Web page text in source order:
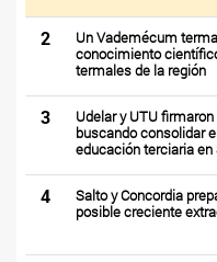
2
Un Vademécum
conocimiento
termales de la región
3
Udelar y UTU
buscando consolidar
educación terciaria en
4
Salto y Concordia
posible creciente